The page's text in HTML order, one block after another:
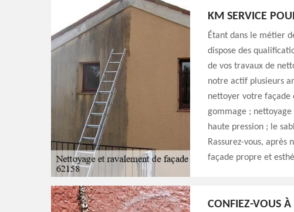
KM SERVICE
Étant dans le métier
dispose des
de vos travaux de
notre actif plusieurs
nettoyer votre façade
gommage ;
haute pression ; le
Rassurez-vous, après
façade propre et
CONFIEZ-VOUS